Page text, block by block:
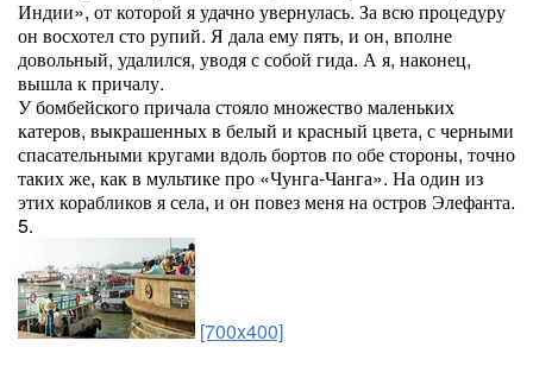
Индии», от которой я удачно увернулась. За всю процедуру
он восхотел сто рупий. Я дала ему пять, и он, вполне
довольный, удалился, уводя с собой гида. А я, наконец,
вышла к причалу.
У бомбейского причала стояло множество маленьких
катеров, выкрашенных в белый и красный цвета, с черными
спасательными кругами вдоль бортов по обе стороны, точно
таких же, как в мультике про «Чунга-Чанга». На один из
этих корабликов я села, и он повез меня на остров Элефанта.
5.
[700x400]